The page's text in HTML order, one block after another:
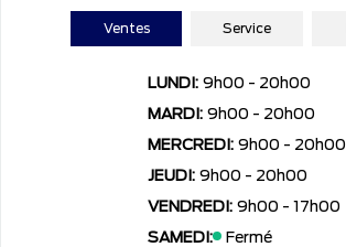
Ventes Service
LUNDI: 9h00 - 20h00
MARDI: 9h00 - 20h00
MERCREDI: 9h00 - 20h00
JEUDI: 9h00 - 20h00
VENDREDI: 9h00 - 17h00
SAMEDI:
Fermé